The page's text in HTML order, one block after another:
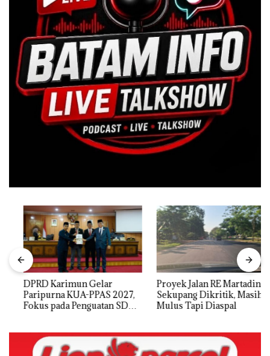
DPRD Karimun Gelar
Paripurna KUA-PPAS 2027,
Fokus pada Penguatan SDM,
Proyek Jalan RE Martadinata
Sekupang Dikritik, Masih
Mulus Tapi Diaspal